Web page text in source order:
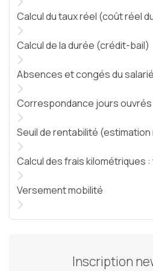
Calcul du taux réel (coût réel
Calcul de la durée (crédit-bail)
Absences et congés du salarié
Correspondance jours
Seuil de rentabilité (estimation
Calcul des frais kilométriques
Versement mobilité
Inscription